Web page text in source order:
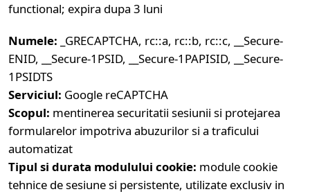
functional; expira dupa 3 luni
Numele: _GRECAPTCHA, rc::a, rc::b, rc::c, __Secure-
ENID, __Secure-1PSID, __Secure-1PAPISID, __Secure-
1PSIDTS
Serviciul: Google reCAPTCHA
Scopul: mentinerea securitatii sesiunii si protejarea
formularelor impotriva abuzurilor si a traficului
automatizat
Tipul si durata modulului cookie: module cookie
tehnice de sesiune si persistente, utilizate exclusiv in